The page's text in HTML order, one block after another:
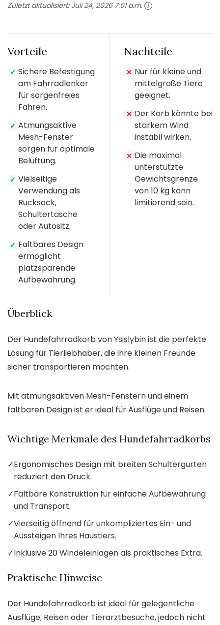
Zuletzt aktualisiert: Juli 24, 2026 7:01 a.m.
Vorteile
✓ Sichere Befestigung
am Fahrradlenker
für sorgenfreies
Fahren.
✓ Atmungsaktive
Mesh-Fenster
sorgen für optimale
Belüftung.
✓ Vielseitige
Verwendung als
Rucksack,
Schultertasche
oder Autositz.
✓ Faltbares Design
ermöglicht
platzsparende
Aufbewahrung.
Nachteile
✕ Nur für kleine und
mittelgroße Tiere
geeignet.
✕ Der Korb könnte bei
starkem Wind
instabil wirken.
✕ Die maximal
unterstützte
Gewichtsgrenze
von 10 kg kann
limitierend sein.
Überblick
Der Hundefahrradkorb von Ysislybin ist die perfekte
Lösung für Tierliebhaber, die ihre kleinen Freunde
sicher transportieren möchten.
Mit atmungsaktiven Mesh-Fenstern und einem
faltbaren Design ist er ideal für Ausflüge und Reisen.
Wichtige Merkmale des Hundefahrradkorbs
✓Ergonomisches Design mit breiten Schultergurten
reduziert den Druck.
✓Faltbare Konstruktion für einfache Aufbewahrung
und Transport.
✓Vierseitig öffnend für unkompliziertes Ein- und
Aussteigen Ihres Haustiers.
✓Inklusive 20 Windeleinlagen als praktisches Extra.
Praktische Hinweise
Der Hundefahrradkorb ist ideal für gelegentliche
Ausflüge, Reisen oder Tierarztbesuche, jedoch nicht